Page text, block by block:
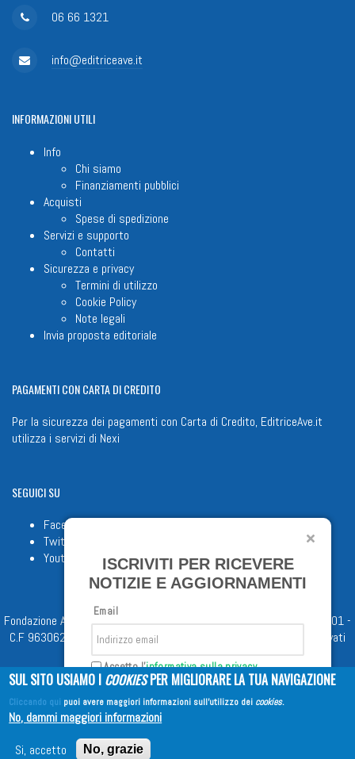
06 66 1321
info@editriceave.it
INFORMAZIONIUTILI
Info
Chi siamo
Finanziamenti pubblici
Acquisti
Spese di spedizione
Servizi e supporto
Contatti
Sicurezza e privacy
Termini di utilizzo
Cookie Policy
Note legali
Invia proposta editoriale
PAGAMENTICON CARTA DI CREDITO
Per la sicurezza dei pagamenti con Carta di Credito, EditriceAve.it
utilizza i servizi di Nexi
SEGUICISU
Facebook
Twitter
Youtube
Fondazione Apostolicam Actuositatem ETS © 2023 - P.I. 05398481001 -
C.F 96306220581 - REA 888781 del 23/02/98 - Tutti i diritti riservati
Copyright © 2026EDITRICE AVE
ISCRIVITI PER RICEVERE
NOTIZIE E AGGIORNAMENTI
Email
Accetto l'informativa sulla privacy
Iscriviti
SUL SITO USIAMO I COOKIESPER MIGLIORARE LA TUA NAVIGAZIONE
Cliccando qui puoi avere maggiori informazioni sull'utilizzo dei cookies.
No, dammi maggiori informazioni
Si, accetto
No, grazie